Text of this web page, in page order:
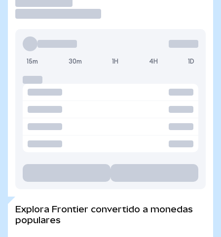
15m 30m 1H 4H 1D
Explora Frontier convertido a monedas
populares